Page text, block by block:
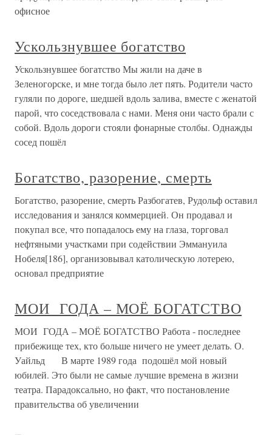
офисное
Ускользнувшее богатство
Ускользнувшее богатство Мы жили на даче в
Зеленогорске, и мне тогда было лет пять. Родители часто
гуляли по дороге, шедшей вдоль залива, вместе с женатой
парой, что соседствовала с нами. Меня они часто брали с
собой. Вдоль дороги стояли фонарные столбы. Однажды
сосед пошёл
Богатство, разорение, смерть
Богатство, разорение, смерть Разбогатев, Рудольф оставил
исследования и занялся коммерцией. Он продавал и
покупал все, что попадалось ему на глаза, торговал
нефтяными участками при содействии Эммануила
Нобеля[186], организовывал католическую лотерею,
основал предприятие
МОИ ГОДА – МОЁ БОГАТСТВО
МОИ ГОДА – МОЁ БОГАТСТВО Работа - последнее
прибежище тех, кто больше ничего не умеет делать. О.
Уайльд В марте 1989 года подошёл мой новый
юбилей. Это были не самые лучшие времена в жизни
театра. Парадоксально, но факт, что постановление
правительства об увеличении